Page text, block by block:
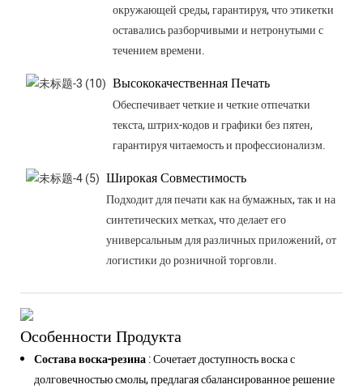
окружающей среды, гарантируя, что этикетки
оставались разборчивыми и нетронутыми с
течением времени.
Высококачественная Печать
Обеспечивает четкие и четкие отпечатки
текста, штрих-кодов и графики без пятен,
гарантируя читаемость и профессионализм.
Широкая Совместимость
Подходит для печати как на бумажных, так и на
синтетических метках, что делает его
универсальным для различных приложений, от
логистики до розничной торговли.
Особенности Продукта
Состава воска-резина: Сочетает доступность воска с
долговечностью смолы, предлагая сбалансированное решение